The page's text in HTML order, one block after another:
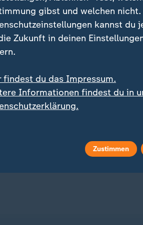
vom Transfermarkt
Liveblog
gibst und welchen nicht.
kannst du
Zukunft in deinen
findest du das Impressum.
Informationen findest du in
Zustimmen